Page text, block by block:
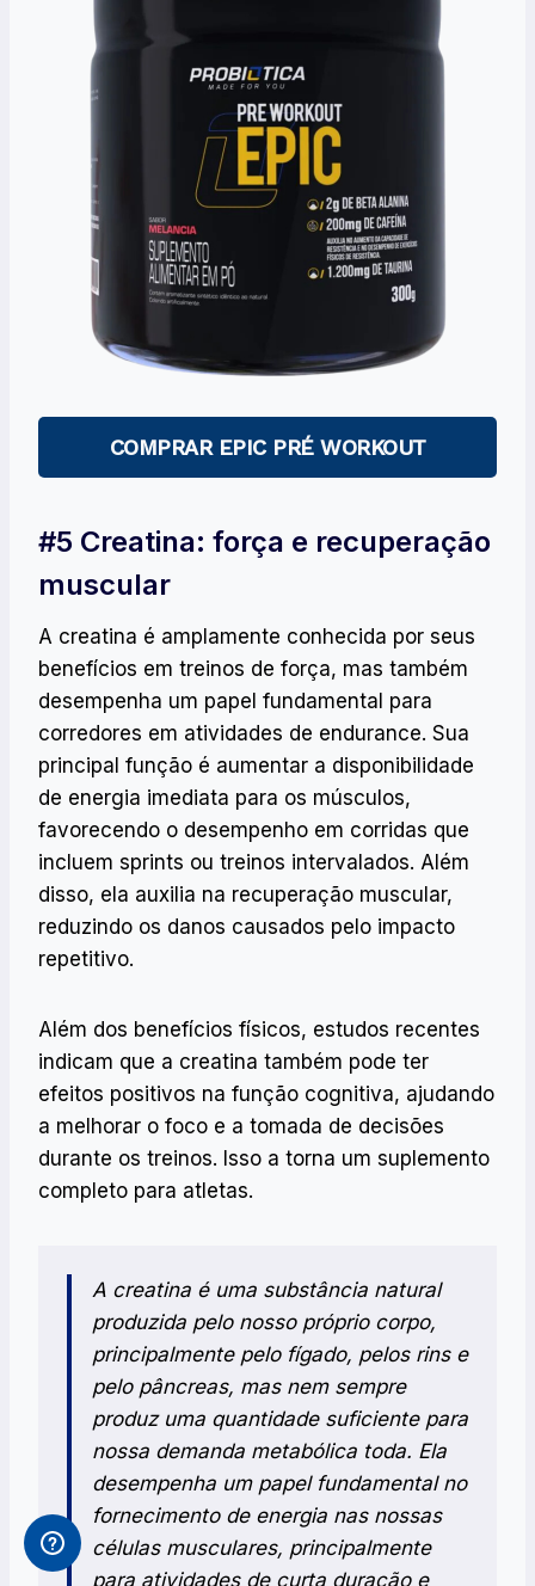
COMPRAR EPIC PRÉ WORKOUT
#5 Creatina: força e recuperação
muscular
A creatina é amplamente conhecida por seus
benefícios em treinos de força, mas também
desempenha um papel fundamental para
corredores em atividades de endurance. Sua
principal função é aumentar a disponibilidade
de energia imediata para os músculos,
favorecendo o desempenho em corridas que
incluem sprints ou treinos intervalados. Além
disso, ela auxilia na recuperação muscular,
reduzindo os danos causados pelo impacto
repetitivo.
Além dos benefícios físicos, estudos recentes
indicam que a creatina também pode ter
efeitos positivos na função cognitiva, ajudando
a melhorar o foco e a tomada de decisões
durante os treinos. Isso a torna um suplemento
completo para atletas.
A creatina é uma substância natural
produzida pelo nosso próprio corpo,
principalmente pelo fígado, pelos rins e
pelo pâncreas, mas nem sempre
produz uma quantidade suficiente para
nossa demanda metabólica toda. Ela
desempenha um papel fundamental no
fornecimento de energia nas nossas
células musculares, principalmente
para atividades de curta duração e